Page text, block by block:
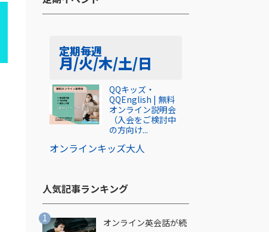
定期毎週
月/火/木/土/日
オンラインキッズ大人
QQキッズ・
QQEnglish | 無料
オンライン説明会
（入会をご検討中
の方向け...
人気記事ランキング​
オンライン英会話が続